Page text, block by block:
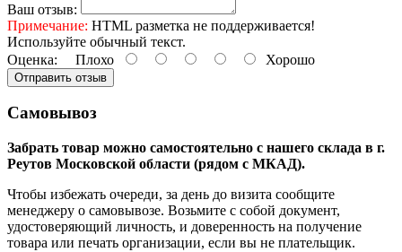
Ваш отзыв:
Примечание: HTML разметка не поддерживается!
Используйте обычный текст.
Оценка: Плохо Хорошо
Отправить отзыв
Самовывоз
Забрать товар можно самостоятельно с нашего склада в г.
Реутов Московской области (рядом с МКАД).
Чтобы избежать очереди, за день до визита сообщите
менеджеру о самовывозе. Возьмите с собой документ,
удостоверяющий личность, и доверенность на получение
товара или печать организации, если вы не плательщик.